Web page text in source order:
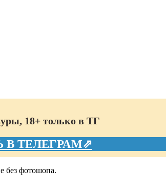
18+ только в ТГ
В ТЕЛЕГРАМ⇗
без фотошопа.